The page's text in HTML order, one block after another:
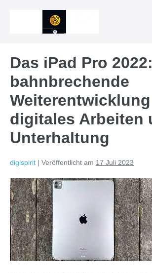
Das iPad Pro
bahnbrechende
digitales Arbeiten
Unterhaltung
digispirit | Veröffentlicht am 17 Juli 2023